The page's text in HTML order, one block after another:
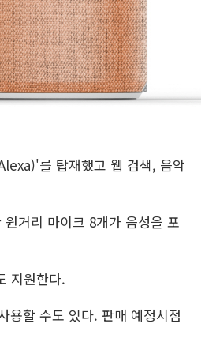
를 탑재했고 웹 검색, 음악
거리 마이크 8개가 음성을 포
지원한다.
할 수도 있다. 판매 예정시점